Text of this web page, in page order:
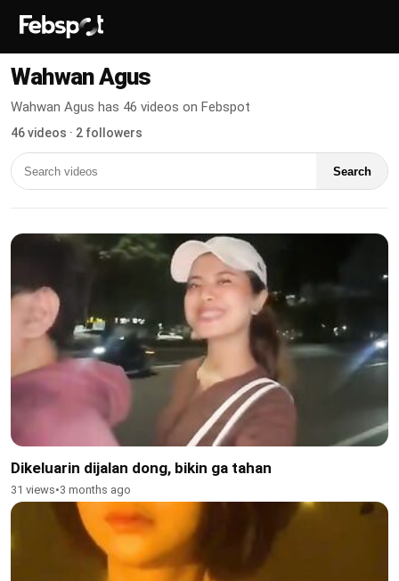
Wahwan Agus
Wahwan Agus has 46 videos on Febspot
46 videos · 2 followers
Search
Dikeluarin dijalan dong, bikin ga tahan
31 views•3 months ago